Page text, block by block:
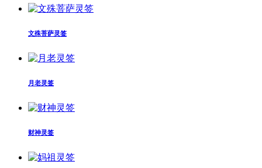
文殊菩萨灵签
月老灵签
财神灵签